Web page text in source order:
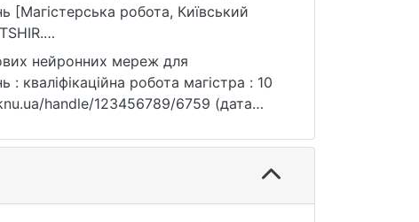
робота, Київський
нейронних мереж для
робота магістра : 10
handle/123456789/6759 (дата